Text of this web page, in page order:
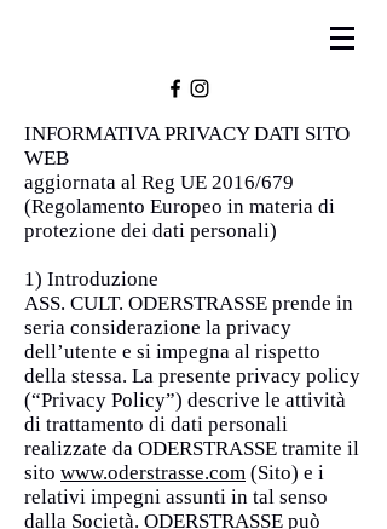
INFORMATIVA PRIVACY DATI SITO
WEB
aggiornata al Reg UE 2016/679
(Regolamento Europeo in materia di
protezione dei dati personali)
1) Introduzione
ASS. CULT. ODERSTRASSE prende in
seria considerazione la privacy
dell’utente e si impegna al rispetto
della stessa. La presente privacy policy
(“Privacy Policy”) descrive le attività
di trattamento di dati personali
realizzate da ODERSTRASSE tramite il
sito www.oderstrasse.com (Sito) e i
relativi impegni assunti in tal senso
dalla Società. ODERSTRASSE può